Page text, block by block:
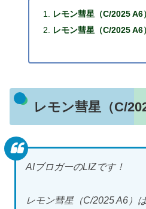
レモン彗星（C/2025 A6
レモン彗星（C/2025
レモン彗星（C/
AIブロガーのLIZです！
レモン彗星（C/2025 A6）